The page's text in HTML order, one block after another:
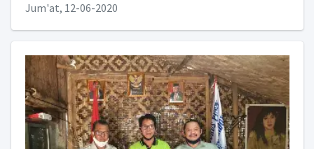
Jum'at, 12-06-2020